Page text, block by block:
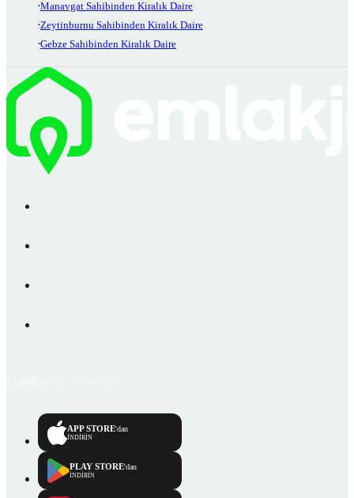
Manavgat Sahibinden Kiralık Daire
Zeytinburnu Sahibinden Kiralık Daire
Gebze Sahibinden Kiralık Daire
APP STORE'dan
İNDİRİN
PLAY STORE'dan
İNDİRİN